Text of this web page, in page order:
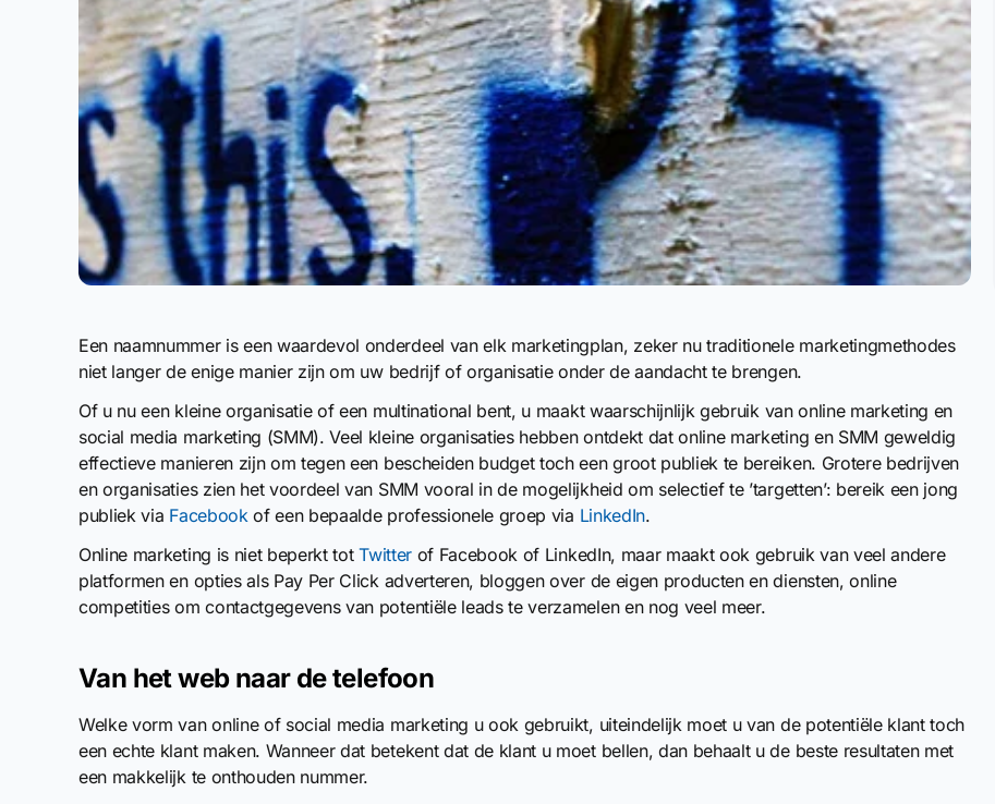
Een naamnummer is een waardevol onderdeel van elk marketingplan, zeker nu traditionele marketingmethodes
niet langer de enige manier zijn om uw bedrijf of organisatie onder de aandacht te brengen.
Of u nu een kleine organisatie of een multinational bent, u maakt waarschijnlijk gebruik van online marketing en
social media marketing (SMM). Veel kleine organisaties hebben ontdekt dat online marketing en SMM geweldig
effectieve manieren zijn om tegen een bescheiden budget toch een groot publiek te bereiken. Grotere bedrijven
en organisaties zien het voordeel van SMM vooral in de mogelijkheid om selectief te ’targetten’: bereik een jong
publiek via Facebookof een bepaalde professionele groep via LinkedIn.
Online marketing is niet beperkt totTwitterof Facebook of LinkedIn, maar maakt ook gebruik van veel andere
platformen en opties als Pay Per Click adverteren, bloggen over de eigen producten en diensten, online
competities om contactgegevens van potentiële leads te verzamelen en nog veel meer.
Van het web naar de telefoon
Welke vorm van online of social media marketing u ook gebruikt, uiteindelijk moet u van de potentiële klant toch
een echte klant maken. Wanneer dat betekent dat de klant u moet bellen, dan behaalt u de beste resultaten met
een makkelijk te onthouden nummer.